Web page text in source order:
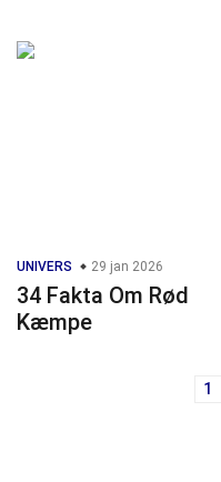
UNIVERS 29 jan 2026
34 Fakta Om Rød
Kæmpe
1